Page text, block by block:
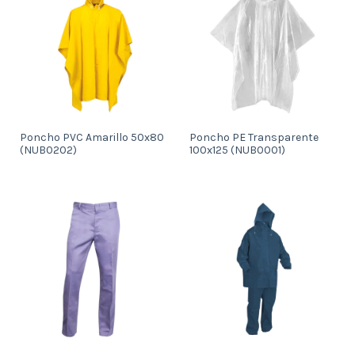
Poncho PVC Amarillo 50x80
(NUB0202)
Poncho PE Transparente
100x125 (NUB0001)